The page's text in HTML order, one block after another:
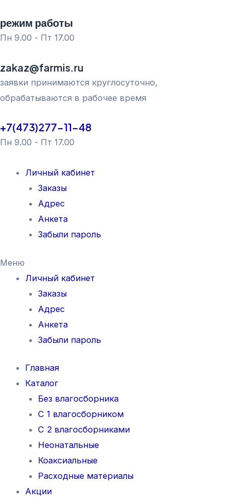
к
содержимому
режим работы
Пн 9.00 - Пт 17.00
zakaz@farmis.ru
заявки принимаются круглосуточно,
обрабатываются в рабочее время
+7(473)277-11-48
Пн 9.00 - Пт 17.00
Личный кабинет
Заказы
Адрес
Анкета
Забыли пароль
Меню
Личный кабинет
Заказы
Адрес
Анкета
Забыли пароль
Главная
Каталог
Без влагосборника
С 1 влагосборником
С 2 влагосборниками
Неонатальные
Коаксиальные
Расходные материалы
Акции